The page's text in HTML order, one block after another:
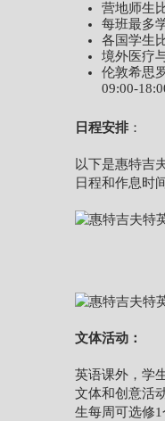
营地师生
每班最多
各国学生
境外医疗
伦敦希思
09:00-
日程安排：
以下是惠特吉
日程和作息时
文体活动：
英语课外，学
文体和创意活
生每周可选修